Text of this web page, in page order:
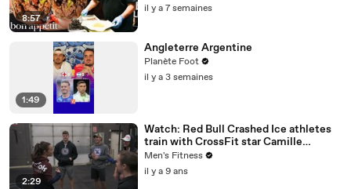
8:57
il y a 7 semaines
1:49
Angleterre Argentine
Planète Foot
il y a 3 semaines
2:29
Watch: Red Bull Crashed Ice athletes
train with CrossFit star Camille
Leblanc-Bazinet
Men's Fitness
il y a 9 ans